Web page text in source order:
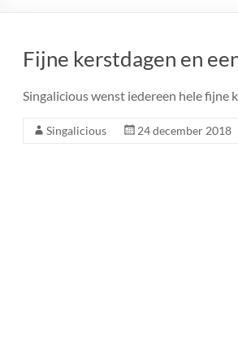
Fijne kerstdagen en
Singalicious wenst iedereen hele fijne
Singalicious 24 december 2018